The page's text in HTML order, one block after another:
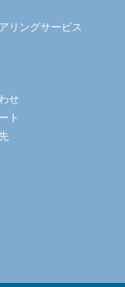
リングサービス
せ
ト